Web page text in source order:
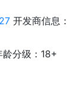
开发商信息：
龄分级：18+